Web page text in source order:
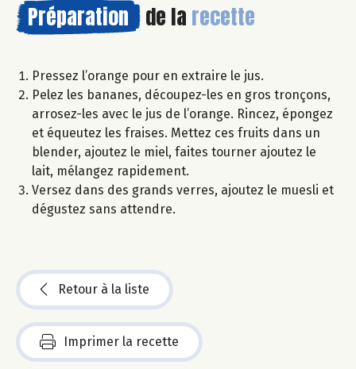
Préparation de la recette
Pressez l’orange pour en extraire le jus.
Pelez les bananes, découpez-les en gros tronçons,
arrosez-les avec le jus de l’orange. Rincez, épongez
et équeutez les fraises. Mettez ces fruits dans un
blender, ajoutez le miel, faites tourner ajoutez le
lait, mélangez rapidement.
Versez dans des grands verres, ajoutez le muesli et
dégustez sans attendre.
Retour à la liste
Imprimer la recette